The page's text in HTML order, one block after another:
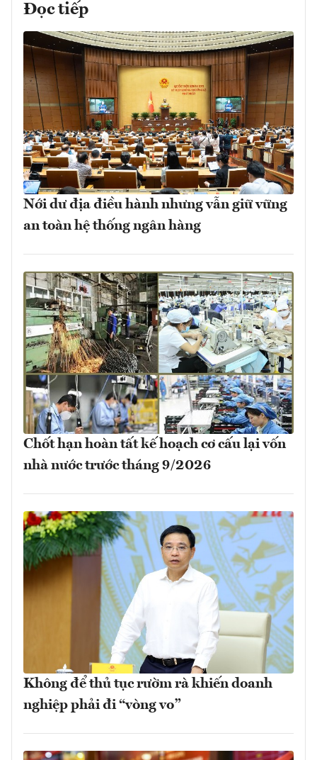
Đọc tiếp
Nới dư địa điều hành nhưng vẫn giữ vững
an toàn hệ thống ngân hàng
Chốt hạn hoàn tất kế hoạch cơ cấu lại vốn
nhà nước trước tháng 9/2026
Không để thủ tục rườm rà khiến doanh
nghiệp phải đi “vòng vo”